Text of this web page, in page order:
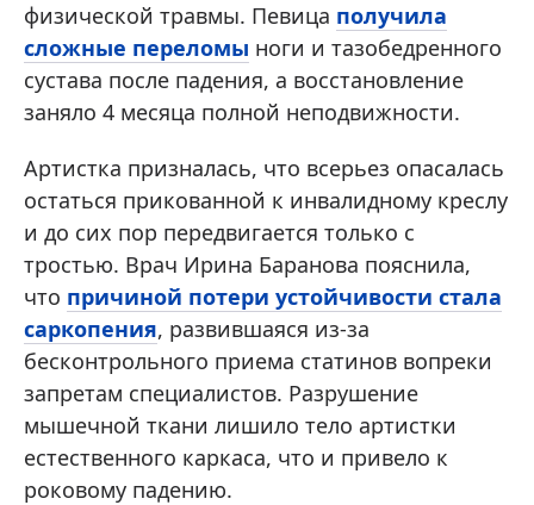
физической травмы. Певица получила
сложные переломы ноги и тазобедренного
сустава после падения, а восстановление
заняло 4 месяца полной неподвижности.
Артистка призналась, что всерьез опасалась
остаться прикованной к инвалидному креслу
и до сих пор передвигается только с
тростью. Врач Ирина Баранова пояснила,
что причиной потери устойчивости стала
саркопения, развившаяся из-за
бесконтрольного приема статинов вопреки
запретам специалистов. Разрушение
мышечной ткани лишило тело артистки
естественного каркаса, что и привело к
роковому падению.